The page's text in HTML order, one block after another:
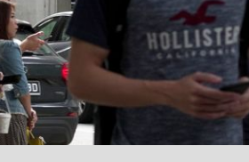
日本代表“敗戦”の真実 選手が明かす...
将棋